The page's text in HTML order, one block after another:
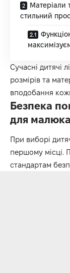
Матеріали
стильний
Сучасні дитячі
розмірів та
вподобання
Безпека
для малюка
При виборі
першому місці.
стандартам